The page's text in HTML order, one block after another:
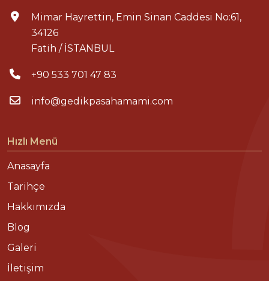
Mimar Hayrettin, Emin Sinan Caddesi No:61,
34126
Fatih / İSTANBUL
+90 533 701 47 83
info@gedikpasahamami.com
Hızlı Menü
Anasayfa
Tarihçe
Hakkımızda
Blog
Galeri
İletişim